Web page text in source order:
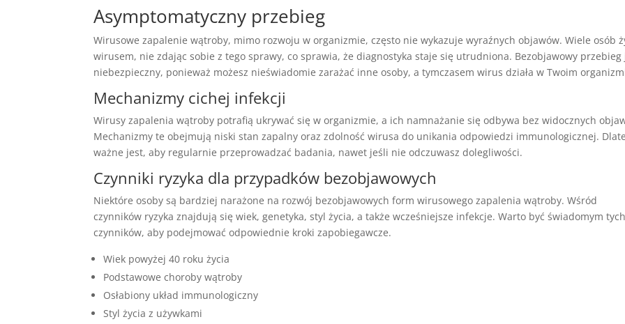
Asymptomatyczny przebieg
Wirusowe zapalenie wątroby, mimo rozwoju w organizmie, często nie wykazuje wyraźnych objawów. Wiele osób
wirusem, nie zdając sobie z tego sprawy, co sprawia, że diagnostyka staje się utrudniona. Bezobjawowy przebieg
niebezpieczny, ponieważ możesz nieświadomie zarażać inne osoby, a tymczasem wirus działa w Twoim
Mechanizmy cichej infekcji
Wirusy zapalenia wątroby potrafią ukrywać się w organizmie, a ich namnażanie się odbywa bez widocznych
Mechanizmy te obejmują niski stan zapalny oraz zdolność wirusa do unikania odpowiedzi immunologicznej.
ważne jest, aby regularnie przeprowadzać badania, nawet jeśli nie odczuwasz dolegliwości.
Czynniki ryzyka dla przypadków bezobjawowych
Niektóre osoby są bardziej narażone na rozwój bezobjawowych form wirusowego zapalenia wątroby. Wśród
czynników ryzyka znajdują się wiek, genetyka, styl życia, a także wcześniejsze infekcje. Warto być świadomym tych
czynników, aby podejmować odpowiednie kroki zapobiegawcze.
Wiek powyżej 40 roku życia
Podstawowe choroby wątroby
Osłabiony układ immunologiczny
Styl życia z używkami